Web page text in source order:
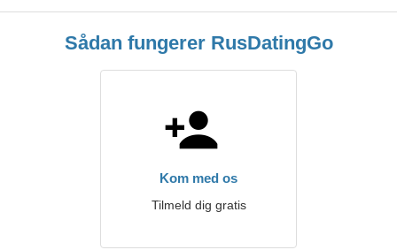
Sådan fungerer RusDatingGo
Kom med os
Tilmeld dig gratis